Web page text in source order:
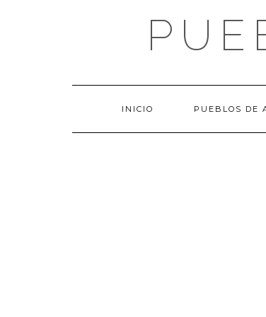
INICIO PUEBLOS DE